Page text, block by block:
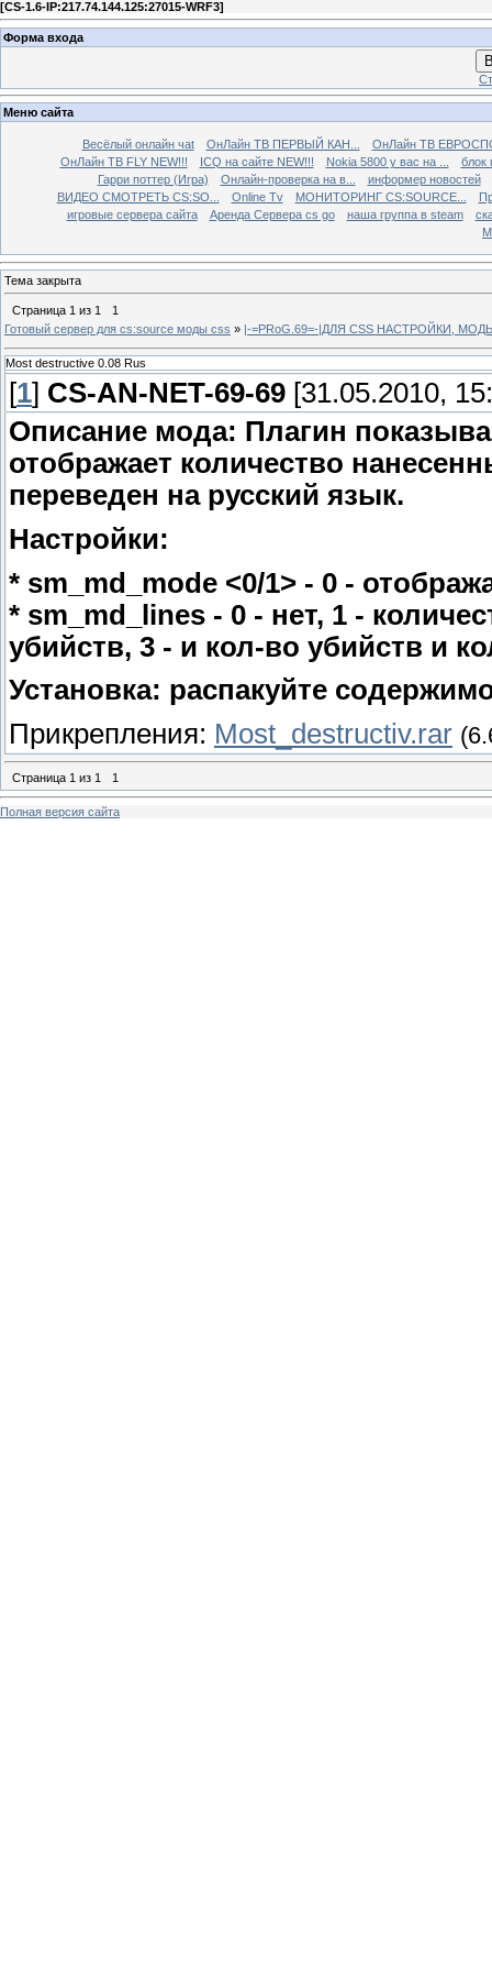
[CS-1.6-IP:217.74.144.125:27015-WRF3]
Форма входа
Меню сайта
Весёлый онлайн чаt ОнЛайн ТВ ПЕРВЫЙ КАН...
ОнЛайн ТВ
ОнЛайн ТВ FLY NEW!!!
ICQ на сайте NEW!!! Nokia 5800 у вас на ...
блок
Гарри поттер (Игра)
Онлайн-проверка на в...
информер новостей
ВИДЕО СМОТРЕТЬ CS:SO...
Online Tv МОНИТОРИНГ CS:SOURCE...
игровые сервера сайта
Аренда Сервера cs go наша группа в steam
Тема закрыта
Страница 1 из 1
1
Готовый сервер для cs:source моды css » |-=PRoG.69=-|ДЛЯ CSS НАСТРОЙКИ,
Most destructive 0.08 Rus
[1] CS-AN-NET-69-69 [31.05.2010,
Описание мода: Плагин
отображает количество
переведен на русский язык.
Настройки:
* sm_md_mode <0/1> - 0 -
* sm_md_lines - 0 - нет, 1 -
убийств, 3 - и кол-во убийств и
Установка: распакуйте
Прикрепления: Most_destructiv.rar
Страница 1 из 1 1
Полная версия сайта